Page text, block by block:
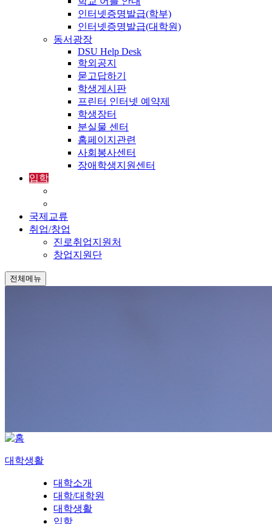
인터넷증명발급(학부)
인터넷증명발급(대학원)
동서광장
DSU Help Desk
학외공지
묻고답하기
학생게시판
프린터 인터넷 예약제
학생장터
분실물 센터
홈페이지관련
사회봉사센터
장애학생지원센터
입학
국제교류
취업/창업
진로취업지원처
창업지원단
전체메뉴
대학생활
대학소개
대학/대학원
대학생활
입학